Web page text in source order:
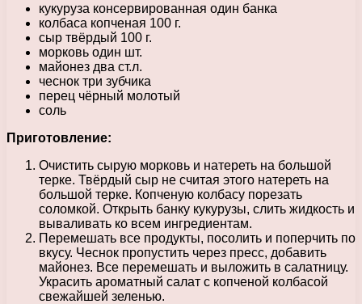
кукуруза консервированная один банка
колбаса копченая 100 г.
сыр твёрдый 100 г.
морковь один шт.
майонез два ст.л.
чеснок три зубчика
перец чёрный молотый
соль
Приготовление:
Очистить сырую морковь и натереть на большой
терке. Твёрдый сыр не считая этого натереть на
большой терке. Копченую колбасу порезать
соломкой. Открыть банку кукурузы, слить жидкость и
вываливать ко всем ингредиентам.
Перемешать все продукты, посолить и поперчить по
вкусу. Чеснок пропустить через пресс, добавить
майонез. Все перемешать и выложить в салатницу.
Украсить ароматный салат с копченой колбасой
свежайшей зеленью.